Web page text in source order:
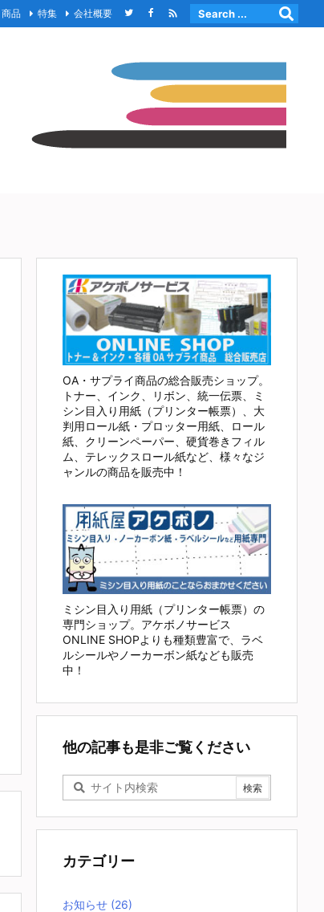
商品 特集 会社概要 
OA・サプライ商品の総合販売ショップ。
トナー、インク、リボン、統一伝票、ミ
シン目入り用紙（プリンター帳票）、大
判用ロール紙・プロッター用紙、ロール
紙、クリーンペーパー、硬貨巻きフィル
ム、テレックスロール紙など、様々なジ
ャンルの商品を販売中！
ミシン目入り用紙（プリンター帳票）の
専門ショップ。アケボノサービス
ONLINE SHOPよりも種類豊富で、ラベ
ルシールやノーカーボン紙なども販売
中！
他の記事も是非ご覧ください
カテゴリー
お知らせ (26)